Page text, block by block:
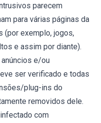
parecem
para várias páginas da
(por exemplo, jogos,
e assim por diante).
e/ou
ser verificado e todas
plug-ins do
removidos dele.
com